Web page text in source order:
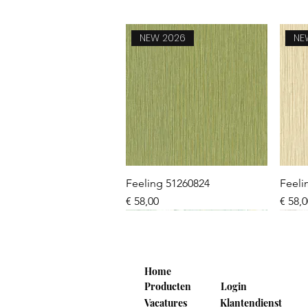
Snel overzicht
NEW 2026
Feeling 51260824
Prijs
€ 58,00
Prijs
€
Home
Producten
Vacatures
Login
Klantendienst